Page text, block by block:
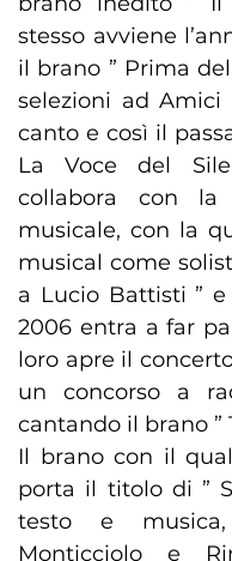
stesso avviene
il brano ” Prima
selezioni ad
canto e così il
La Voce del
collabora con la
musicale, con la
musical come
a Lucio Battisti ” e
2006 entra a far
loro apre il
un concorso a
cantando il brano ”
Il brano con il
porta il titolo di ”
testo e
Monticciolo e